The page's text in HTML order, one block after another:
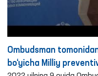
Ombudsman
bo‘yicha Milliy